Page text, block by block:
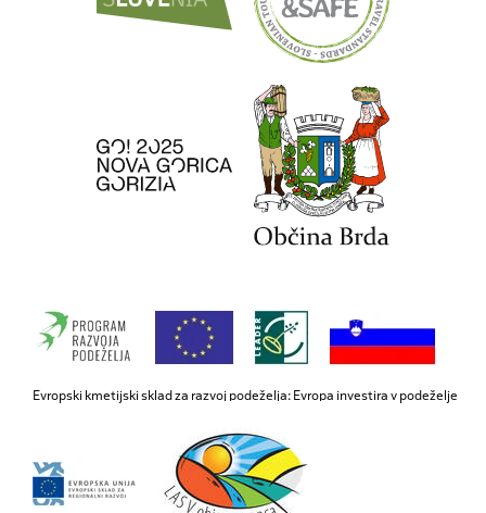
Evropski kmetijski sklad za razvoj podeželja: Evropa investira v podeželje